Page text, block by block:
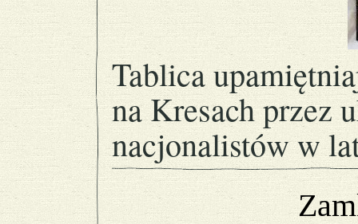
Tablica
na Kresach przez
nacjonalistów w